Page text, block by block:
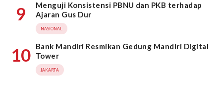
9
Menguji Konsistensi PBNU dan PKB terhadap
Ajaran Gus Dur
NASIONAL
10
Bank Mandiri Resmikan Gedung Mandiri Digital
Tower
JAKARTA